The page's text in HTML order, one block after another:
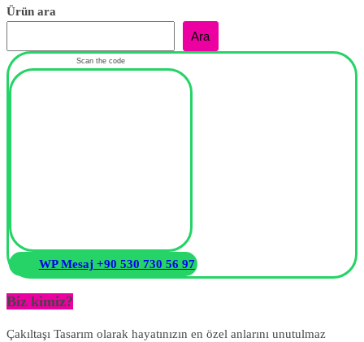
Ürün ara
Ara
Scan the code
WP Mesaj +90 530 730 56 97
Biz kimiz?
Çakıltaşı Tasarım olarak hayatınızın en özel anlarını unutulmaz